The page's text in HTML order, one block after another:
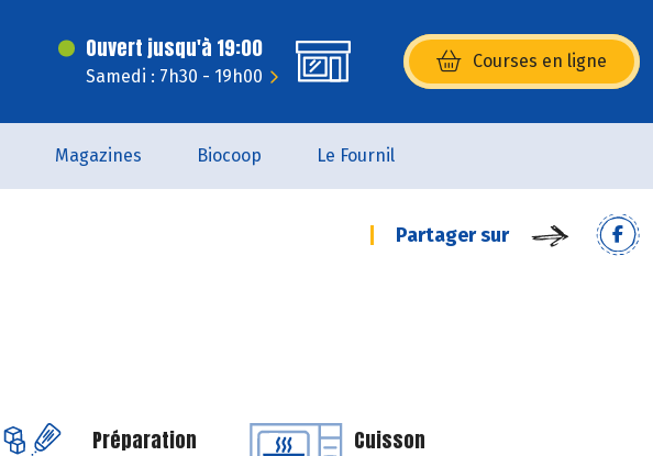
Ouvert jusqu'à 19:00
Samedi : 7h30 - 19h00
Courses en ligne
(s’ouvre dans une nouvelle
Magazines Biocoop Le Fournil
Partager sur
Préparation Cuisson